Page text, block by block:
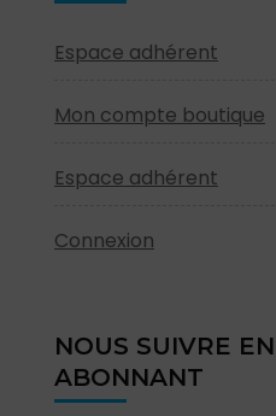
Espace adhérent
Mon compte boutique
Espace adhérent
Connexion
NOUS SUIVRE
ABONNANT